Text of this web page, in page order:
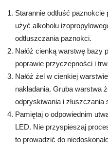
Starannie odtłuść
użyć alkoholu
odtłuszczania paznokci.
Nałóż cienką warstwę bazy
poprawie przyczepności i
Nałóż żel w cienkiej
nakładania. Gruba warstwa
odpryskiwania i złuszczania
Pamiętaj o odpowiednim
LED. Nie przyspieszaj
to prowadzić do